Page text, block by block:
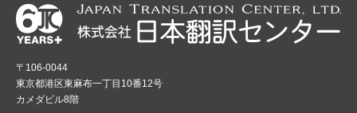
〒106-0044
東京都港区東麻布一丁目10番12号
カメダビル8階